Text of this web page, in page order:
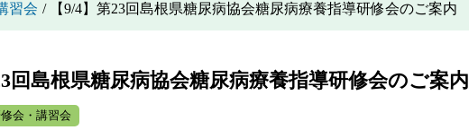
習会 / 【9/4】第23回島根県糖尿病協会糖尿病療養指導研修会のご案内
回島根県糖尿病協会糖尿病療養指導研修会のご案内
会・講習会